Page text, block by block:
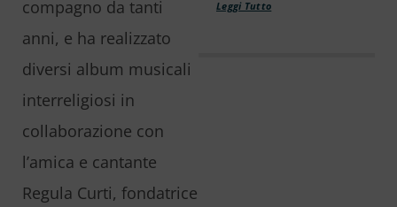
compagno da tanti
anni, e ha realizzato
diversi album musicali
interreligiosi in
collaborazione con
l’amica e cantante
Regula Curti, fondatrice
Leggi Tutto